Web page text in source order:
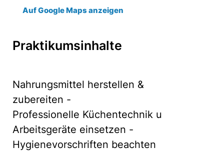
Auf Google Maps anzeigen
Praktikumsinhalte
Nahrungsmittel herstellen &
zubereiten -
Professionelle Küchentechnik u
Arbeitsgeräte einsetzen -
Hygienevorschriften beachten